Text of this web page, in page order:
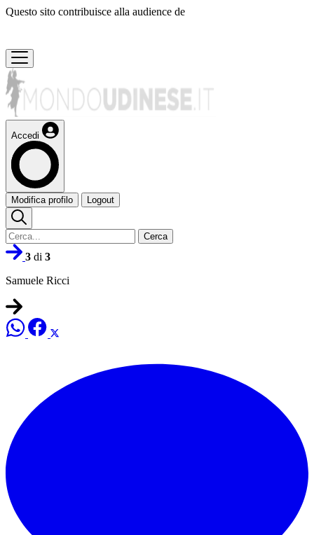
Questo sito contribuisce alla audience de
Accedi
Modifica profilo Logout
Cerca
3 di 3
Samuele Ricci